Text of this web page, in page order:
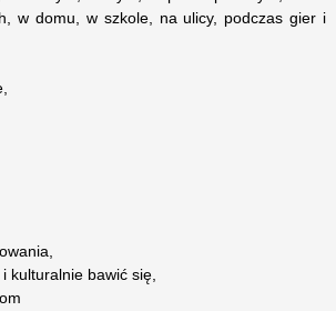
w domu, w szkole, na ulicy, podczas gier i
kulturalnie bawić się,